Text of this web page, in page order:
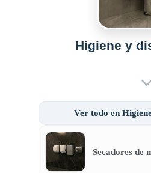
Higiene y
Ver todo en
Secadores de